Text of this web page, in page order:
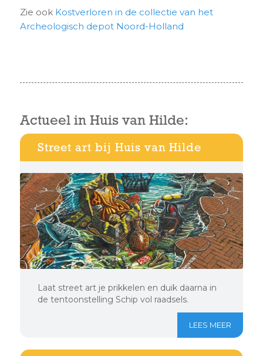
Zie ook Kostverloren in de collectie van het
Archeologisch depot Noord-Holland
Actueel in Huis van Hilde:
Street art bij Huis van Hilde
Laat street art je prikkelen en duik daarna in
de tentoonstelling Schip vol raadsels.
LEES MEER